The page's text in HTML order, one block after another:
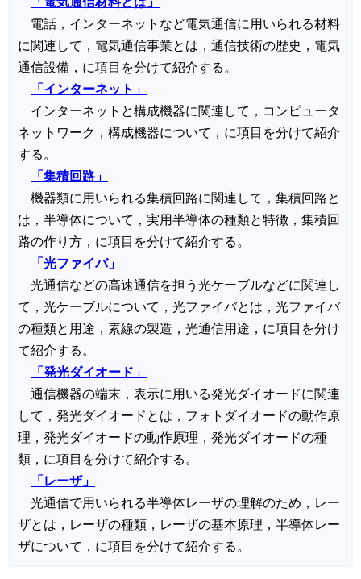
電話，インターネットなど電気通信に用いられる材料
に関連して，電気通信事業とは，通信技術の歴史，電気
通信設備，に項目を分けて紹介する。
「インターネット」
インターネットと構成機器に関連して，コンピュータ
ネットワーク，構成機器について，に項目を分けて紹介
する。
「集積回路」
機器類に用いられる集積回路に関連して，集積回路と
は，半導体について，実用半導体の種類と特徴，集積回
路の作り方，に項目を分けて紹介する。
「光ファイバ」
光通信などの高速通信を担う光ケーブルなどに関連し
て，光ケーブルについて，光ファイバとは，光ファイバ
の種類と用途，素線の製造，光通信用途，に項目を分け
て紹介する。
「発光ダイオード」
通信機器の端末，表示に用いる発光ダイオードに関連
して，発光ダイオードとは，フォトダイオードの動作原
理，発光ダイオードの動作原理，発光ダイオードの種
類，に項目を分けて紹介する。
「レーザ」
光通信で用いられる半導体レーザの理解のため，レー
ザとは，レーザの種類，レーザの基本原理，半導体レー
ザについて，に項目を分けて紹介する。